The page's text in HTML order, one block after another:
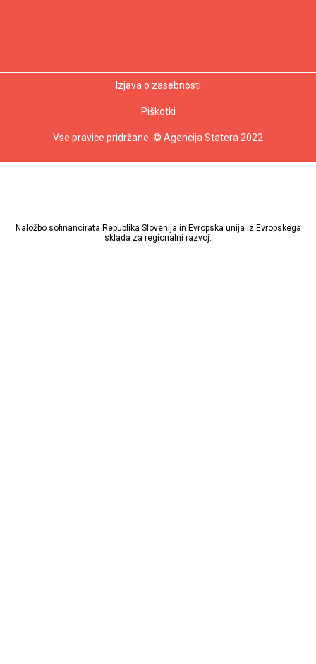
Izjava o zasebnosti
Piškotki
Vse pravice pridržane. © Agencija Statera 2022
Naložbo sofinancirata Republika Slovenija in Evropska unija iz Evropskega
sklada za regionalni razvoj.